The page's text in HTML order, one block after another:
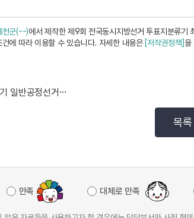
천군(--)에서 제작한 제9회 전국동시지방선거 투표지분류기
건에 따라 이용할 수 있습니다. 자세한 내용은 [저작권정책]을
2026년 하반기 일반공정선거지원단 모집 안내
목록
만족 대체로 만족